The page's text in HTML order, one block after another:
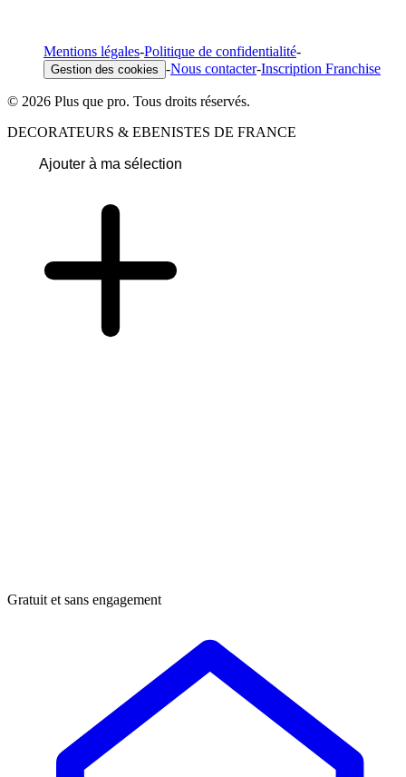
Mentions légales-Politique de confidentialité-
Gestion des cookies -Nous contacter-Inscription Franchise
© 2026 Plus que pro. Tous droits réservés.
DECORATEURS & EBENISTES DE FRANCE
Ajouter à ma sélection
Gratuit et sans engagement